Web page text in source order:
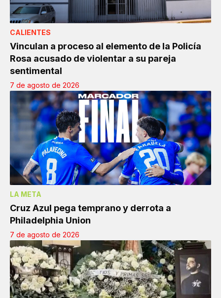
CALIENTES
Vinculan a proceso al elemento de la Policía
Rosa acusado de violentar a su pareja
sentimental
7 de agosto de 2026
LA META
Cruz Azul pega temprano y derrota a
Philadelphia Union
7 de agosto de 2026